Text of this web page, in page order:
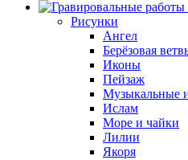
Рисунки
Ангел
Берёзовая
Иконы
Пейзаж
Музыкальные
Ислам
Море и чайки
Лилии
Якоря